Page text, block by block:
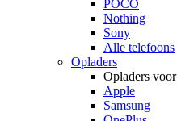
POCO
Nothing
Sony
Alle telefoons
Opladers
Opladers voor
Apple
Samsung